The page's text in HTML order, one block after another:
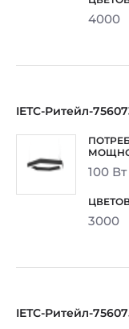
4000
IETC-Ритейл-
100 Вт
3000
IETC-Ритейл-